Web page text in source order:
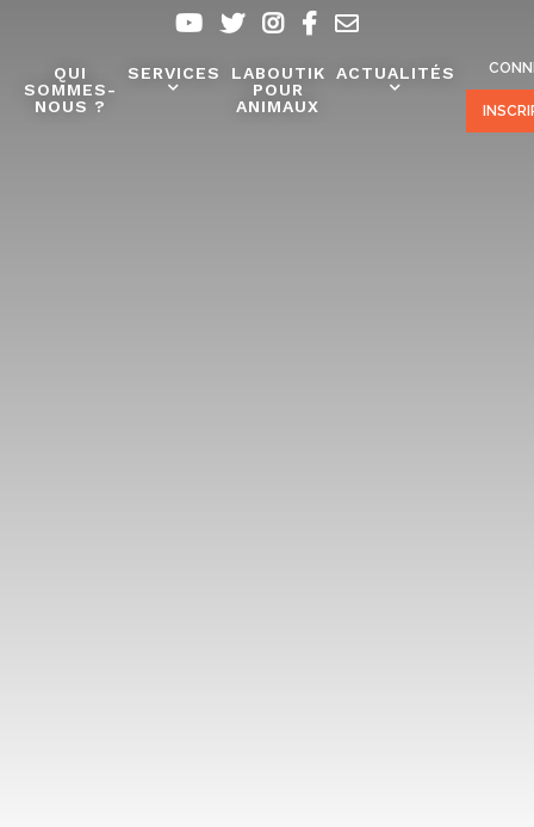
QUI
SOMMES-
NOUS ?
SERVICES
LABOUTIK
POUR
ANIMAUX
ACTUALITÉS